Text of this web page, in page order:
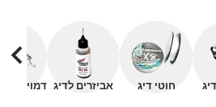
חוטי דיג אביזרים לדיג דמויים